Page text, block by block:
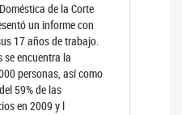
de la Corte
un informe con
17 años de trabajo.
se encuentra la
personas, así como
59% de las
en 2009 y l